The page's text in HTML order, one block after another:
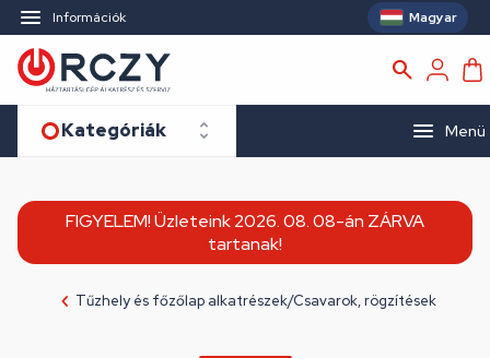
Információk Magyar
Kategóriák Menü
FIGYELEM! Üzleteink 2026. 08. 08-án ZÁRVA
tartanak!
Tűzhely és főzőlap alkatrészek/Csavarok, rögzítések